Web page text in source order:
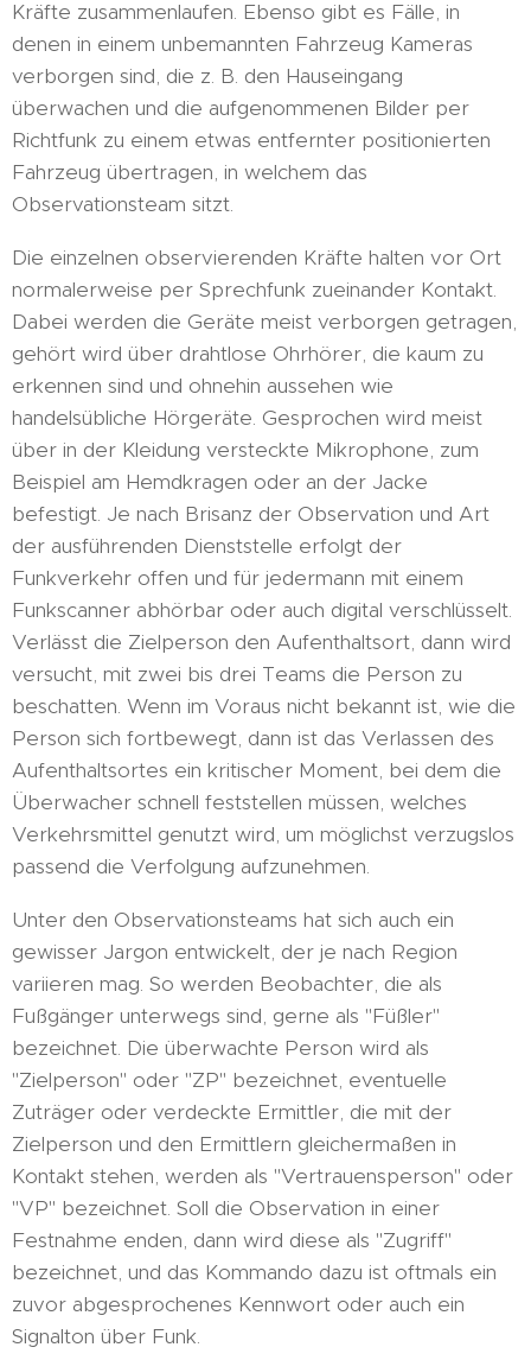
Kräfte zusammenlaufen. Ebenso gibt es Fälle, in
denen in einem unbemannten Fahrzeug Kameras
verborgen sind, die z. B. den Hauseingang
überwachen und die aufgenommenen Bilder per
Richtfunk zu einem etwas entfernter positionierten
Fahrzeug übertragen, in welchem das
Observationsteam sitzt.
Die einzelnen observierenden Kräfte halten vor Ort
normalerweise per Sprechfunk zueinander Kontakt.
Dabei werden die Geräte meist verborgen getragen,
gehört wird über drahtlose Ohrhörer, die kaum zu
erkennen sind und ohnehin aussehen wie
handelsübliche Hörgeräte. Gesprochen wird meist
über in der Kleidung versteckte Mikrophone, zum
Beispiel am Hemdkragen oder an der Jacke
befestigt. Je nach Brisanz der Observation und Art
der ausführenden Dienststelle erfolgt der
Funkverkehr offen und für jedermann mit einem
Funkscanner abhörbar oder auch digital verschlüsselt.
Verlässt die Zielperson den Aufenthaltsort, dann wird
versucht, mit zwei bis drei Teams die Person zu
beschatten. Wenn im Voraus nicht bekannt ist, wie die
Person sich fortbewegt, dann ist das Verlassen des
Aufenthaltsortes ein kritischer Moment, bei dem die
Überwacher schnell feststellen müssen, welches
Verkehrsmittel genutzt wird, um möglichst verzugslos
passend die Verfolgung aufzunehmen.
Unter den Observationsteams hat sich auch ein
gewisser Jargon entwickelt, der je nach Region
variieren mag. So werden Beobachter, die als
Fußgänger unterwegs sind, gerne als "Füßler"
bezeichnet. Die überwachte Person wird als
"Zielperson" oder "ZP" bezeichnet, eventuelle
Zuträger oder verdeckte Ermittler, die mit der
Zielperson und den Ermittlern gleichermaßen in
Kontakt stehen, werden als "Vertrauensperson" oder
"VP" bezeichnet. Soll die Observation in einer
Festnahme enden, dann wird diese als "Zugriff"
bezeichnet, und das Kommando dazu ist oftmals ein
zuvor abgesprochenes Kennwort oder auch ein
Signalton über Funk.